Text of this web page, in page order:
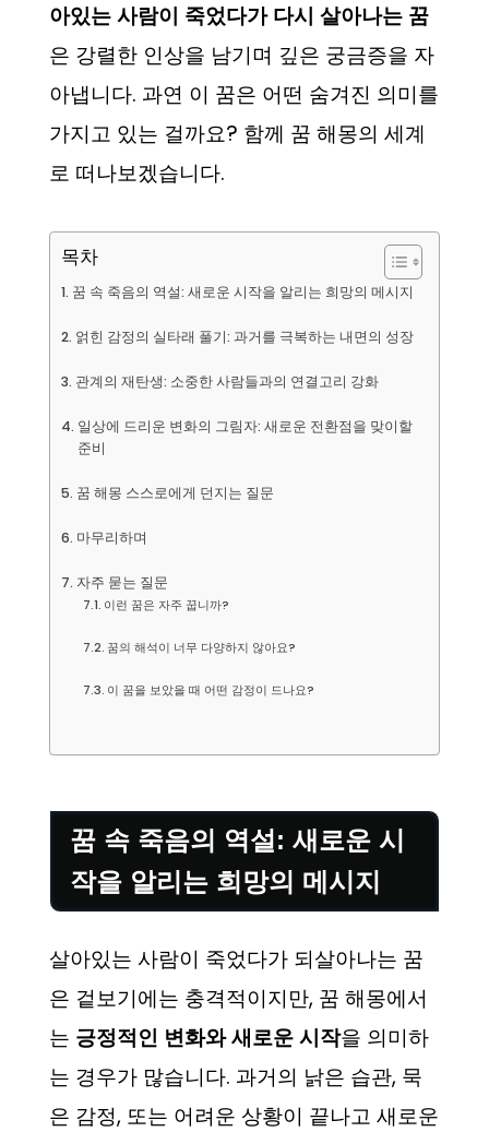
아있는 사람이 죽었다가 다시 살아나는 꿈
은 강렬한 인상을 남기며 깊은 궁금증을 자
아냅니다. 과연 이 꿈은 어떤 숨겨진 의미를
가지고 있는 걸까요? 함께 꿈 해몽의 세계
로 떠나보겠습니다.
목차
꿈 속 죽음의 역설: 새로운 시작을 알리는 희망의 메시지
얽힌 감정의 실타래 풀기: 과거를 극복하는 내면의 성장
관계의 재탄생: 소중한 사람들과의 연결고리 강화
일상에 드리운 변화의 그림자: 새로운 전환점을 맞이할
준비
꿈 해몽 스스로에게 던지는 질문
마무리하며
자주 묻는 질문
이런 꿈은 자주 꿉니까?
꿈의 해석이 너무 다양하지 않아요?
이 꿈을 보았을 때 어떤 감정이 드나요?
꿈 속 죽음의 역설: 새로운 시
작을 알리는 희망의 메시지
살아있는 사람이 죽었다가 되살아나는 꿈
은 겉보기에는 충격적이지만, 꿈 해몽에서
는 긍정적인 변화와 새로운 시작을 의미하
는 경우가 많습니다. 과거의 낡은 습관, 묵
은 감정, 또는 어려운 상황이 끝나고 새로운